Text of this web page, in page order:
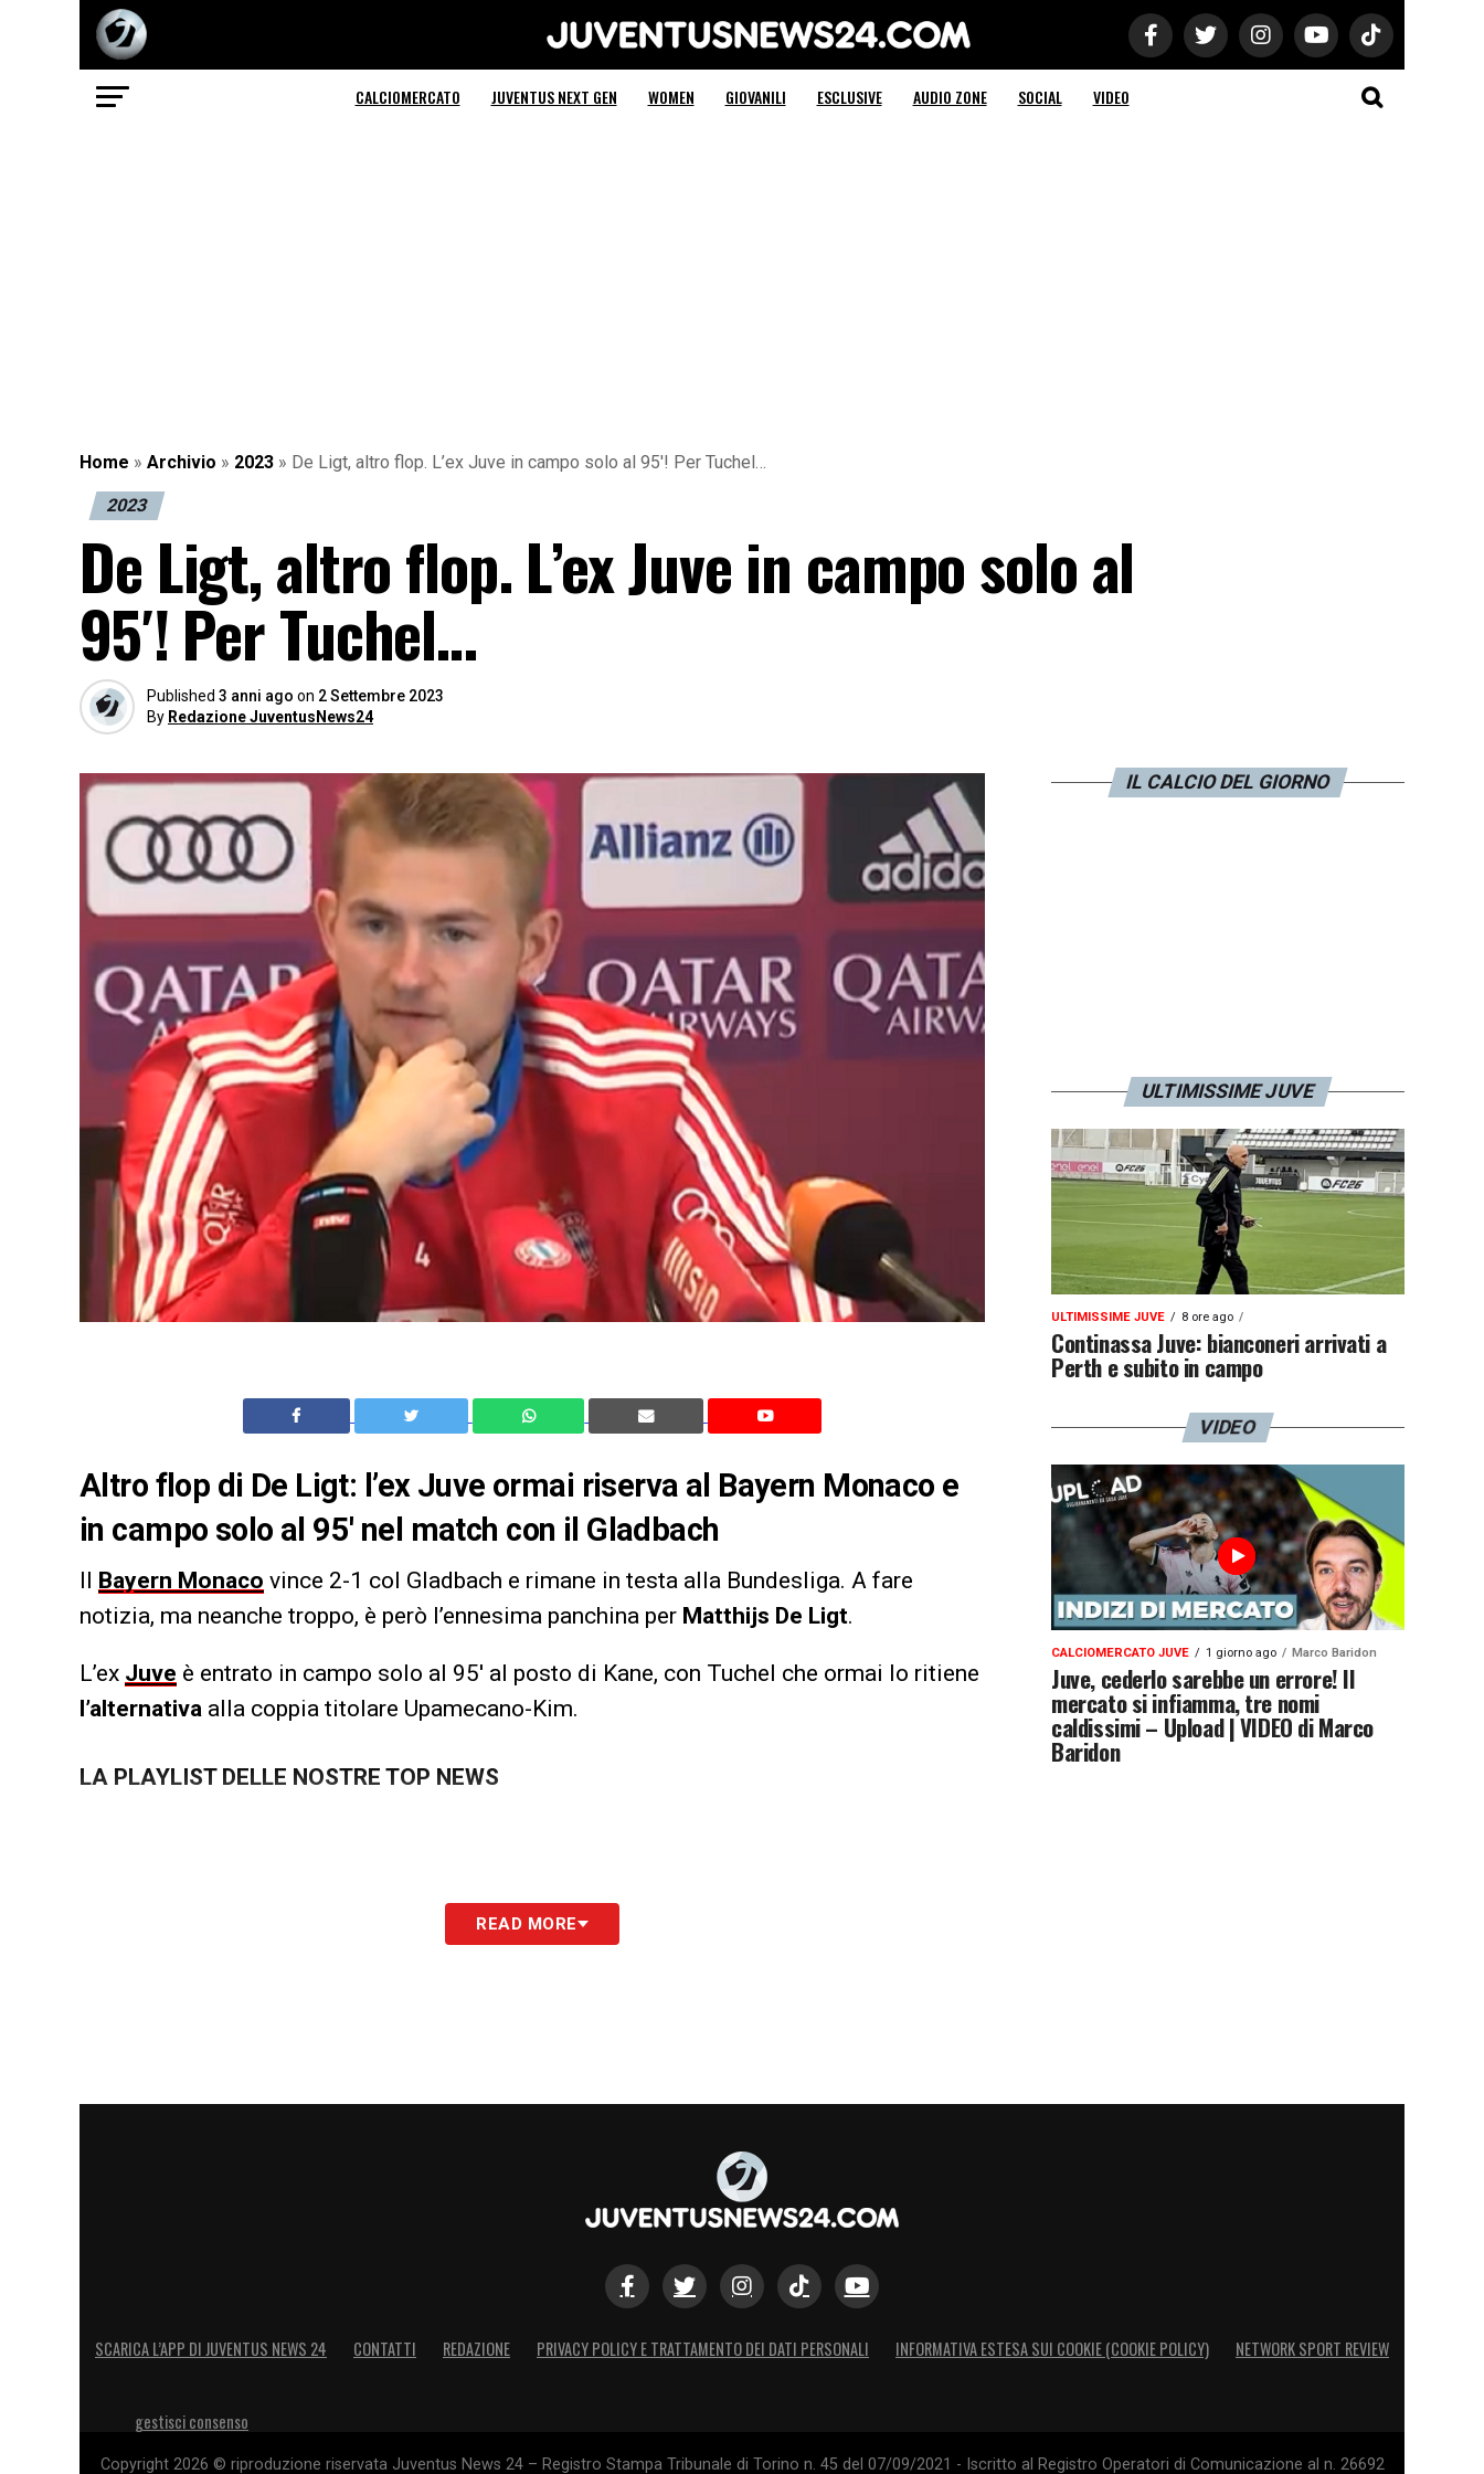
Juventus News 24
CALCIOMERCATO JUVENTUS NEXT GEN WOMEN GIOVANILI ESCLUSIVE AUDIO ZONE SOCIAL VIDEO
Home » Archivio » 2023 » De Ligt, altro flop. L’ex Juve in campo solo al 95′! Per Tuchel…
2023
De Ligt, altro flop. L’ex Juve in campo solo al
95′! Per Tuchel…
Published 3 anni ago on 2 Settembre 2023
By Redazione JuventusNews24
Altro flop di De Ligt: l’ex Juve ormai riserva al Bayern Monaco e
in campo solo al 95′ nel match con il Gladbach
Bayern Monaco vince 2-1 col Gladbach e rimane in testa alla Bundesliga. A fare
notizia, ma neanche troppo, è però l’ennesima panchina per Matthijs De Ligt.
L’ex Juve è entrato in campo solo al 95′ al posto di Kane, con Tuchel che ormai lo ritiene
l’alternativa alla coppia titolare Upamecano-Kim.
LA PLAYLIST DELLE NOSTRE TOP NEWS
READ MORE
IL CALCIO DEL GIORNO
ULTIMISSIME JUVE
ULTIMISSIME JUVE 8 ore ago
Continassa Juve: bianconeri arrivati a
Perth e subito in campo
VIDEO
CALCIOMERCATO JUVE 1 giorno ago Marco Baridon
Juve, cederlo sarebbe un errore! Il
mercato si infiamma, tre nomi
caldissimi – Upload | VIDEO di Marco
Baridon
SCARICA L’APP DI JUVENTUS NEWS 24 CONTATTI REDAZIONE PRIVACY POLICY E TRATTAMENTO DEI DATI PERSONALI INFORMATIVA ESTESA SUI COOKIE (COOKIE POLICY) NETWORK SPORT REVIEW
gestisci consenso
Copyright 2026 © riproduzione riservata Juventus News 24 – Registro Stampa Tribunale di Torino n. 45 del 07/09/2021 - Iscritto al Registro Operatori di Comunicazione al n. 26692